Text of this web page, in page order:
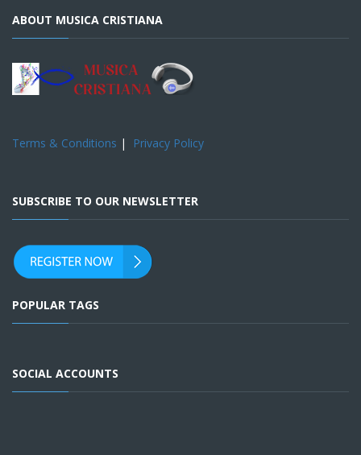
ABOUT MUSICA CRISTIANA
Terms & Conditions | Privacy Policy
SUBSCRIBE TO OUR NEWSLETTER
POPULAR TAGS
SOCIAL ACCOUNTS